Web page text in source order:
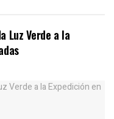
Luz Verde a la